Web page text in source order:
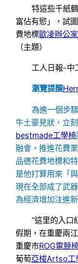
特這些千紙
富佔有慾」，試
費地標歐凌辦公
（主題）
工人日報-中
瀏覽提醒
為進一個步
牛土豪見狀，立
bestmade工學椅
融會，推進花費
品德花費地標和
是他打算用來「
現在全部成了武
為經濟增加注進
“這里的入口
假期，在重慶兩
重慶市ROG電競
葡萄亞梭Artso工